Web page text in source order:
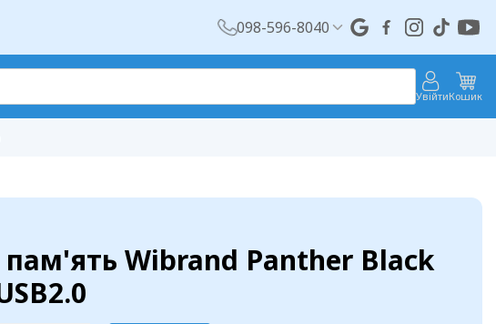
098-596-8040
УвійтиКошик
Wibrand Panther Black